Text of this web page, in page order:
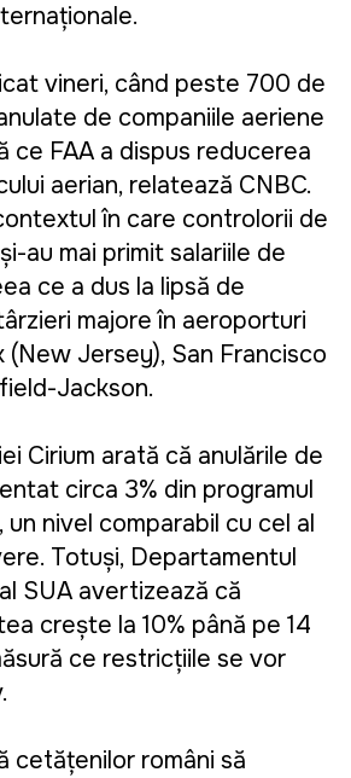
vineri, când peste 700 de
de companiile aeriene
ce FAA a dispus reducerea
aerian, relatează CNBC.
în care controlorii de
au mai primit salariile de
ce a dus la lipsă de
majore în aeroporturi
(New Jersey), San Francisco
Jackson.
Cirium arată că anulările de
circa 3% din programul
un nivel comparabil cu cel al
Totuși, Departamentul
SUA avertizează că
crește la 10% până pe 14
ce restricțiile se vor
cetățenilor români să